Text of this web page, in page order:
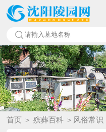
首页 ＞ 殡葬百科 ＞风俗常识